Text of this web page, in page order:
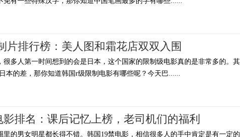
片排行榜：美人图和霜花店双双入围
很多人第一时间想到的会是日本，这个国家的限制级电影真的是非常多的。
本的差，那你知道韩国r级限制电影有哪些呢？今天巴......
影排名：课后记忆上榜，老司机们的福利
里的男女明星都长得不错。韩国19禁电影，相信很多人的手中肯定是有一定